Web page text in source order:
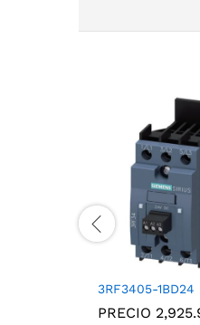
3RF3405-1BD24
PRECIO